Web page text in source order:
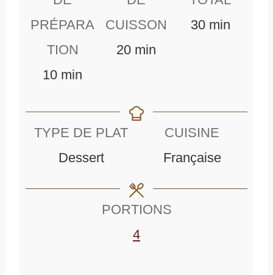
PRÉPARA
TION
10mmin
CUISSON
20m
u
s
min
30m
e
min
TYPE DE PLAT
Dessert
CUISINE
Française
PORTIONS
4